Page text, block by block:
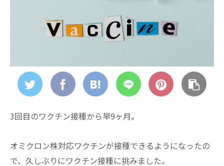
3回目のワクチン接種から早9ヶ月。
オミクロン株対応ワクチンが接種できるようになったの
で、久しぶりにワクチン接種に挑みました。